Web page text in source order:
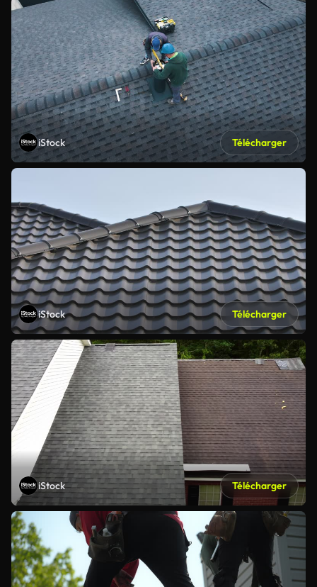
iStock Télécharger
iStock Télécharger
iStock Télécharger